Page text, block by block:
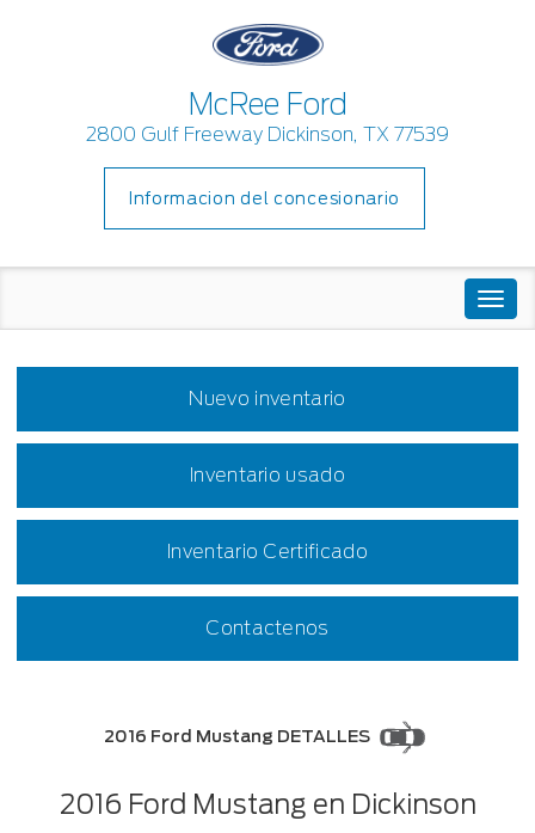
McRee Ford
2800 Gulf Freeway Dickinson, TX 77539
Informacion del concesionario
Nuevo inventario
Inventario usado
Inventario Certificado
Contactenos
2016 Ford Mustang DETALLES
2016 Ford Mustang en Dickinson